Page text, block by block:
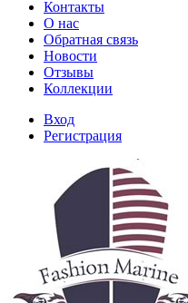
Контакты
О нас
Обратная связь
Новости
Отзывы
Коллекции
Вход
Регистрация